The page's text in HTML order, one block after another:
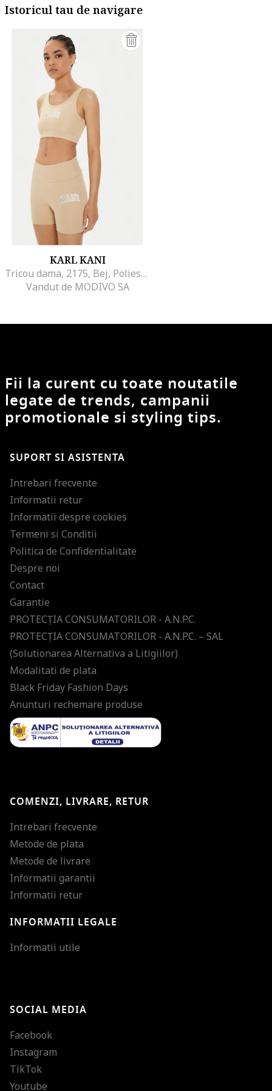
Istoricul tau de navigare
KARL KANI
Tricou dama, 2175, Bej, Poliester
Vandut de MODIVO SA
Fii la curent cu toate noutatile
legate de trends, campanii
promotionale si styling tips.
SUPORT SI ASISTENTA
Intrebari frecvente
Informatii retur
Informatii despre cookies
Termeni si Conditii
Politica de Confidentialitate
Despre noi
Contact
Garantie
PROTECŢIA CONSUMATORILOR - A.N.P.C.
PROTECŢIA CONSUMATORILOR - A.N.P.C. – SAL
(Solutionarea Alternativa a Litigiilor)
Modalitati de plata
Black Friday Fashion Days
Anunturi rechemare produse
COMENZI, LIVRARE, RETUR
Intrebari frecvente
Metode de plata
Metode de livrare
Informatii garantii
Informatii retur
INFORMATII LEGALE
Informatii utile
SOCIAL MEDIA
Facebook
Instagram
TikTok
Youtube